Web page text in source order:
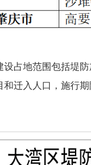
设占地范围包括堤
迁入人口，施行